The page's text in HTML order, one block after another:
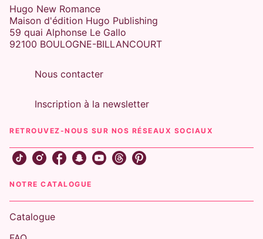
Hugo New Romance
Maison d'édition Hugo Publishing
59 quai Alphonse Le Gallo
92100 BOULOGNE-BILLANCOURT
Nous contacter
Inscription à la newsletter
RETROUVEZ-NOUS SUR NOS RÉSEAUX SOCIAUX
NOTRE CATALOGUE
Catalogue